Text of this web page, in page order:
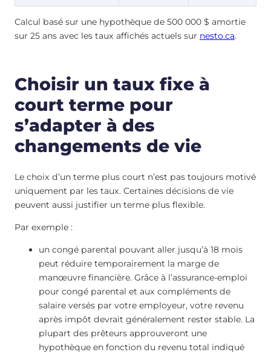
Calcul basé sur une hypothèque de 500 000 $ amortie
sur 25 ans avec les taux affichés actuels sur nesto.ca.
Choisir un taux fixe à
court terme pour
s’adapter à des
changements de vie
Le choix d’un terme plus court n’est pas toujours motivé
uniquement par les taux. Certaines décisions de vie
peuvent aussi justifier un terme plus flexible.
Par exemple :
un congé parental pouvant aller jusqu’à 18 mois
peut réduire temporairement la marge de
manœuvre financière. Grâce à l’assurance-emploi
pour congé parental et aux compléments de
salaire versés par votre employeur, votre revenu
après impôt devrait généralement rester stable. La
plupart des prêteurs approuveront une
hypothèque en fonction du revenu total indiqué